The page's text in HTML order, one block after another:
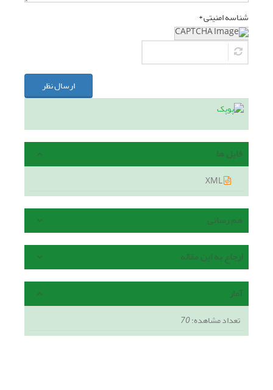
شناسه امنیتی *
ارسال نظر
فایل ها
هم رسانی
ارجاع به این مقاله
آمار
تعداد مشاهده:70